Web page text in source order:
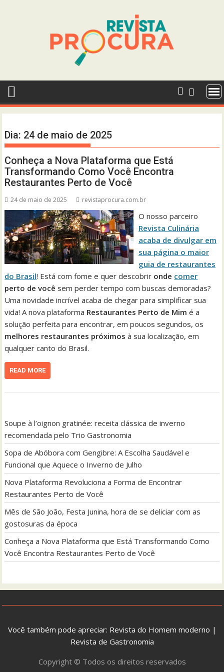
Dia: 24 de maio de 2025
Conheça a Nova Plataforma que Está
Transformando Como Você Encontra
Restaurantes Perto de Você
24 de maio de 2025 revistaprocura.com.br
O nosso parceiro
Revista Culinária
acaba de divulgar em
sua página o maior
guia de restaurantes
do Brasil! Está com fome e quer descobrir onde comer
perto de você sem perder tempo com buscas demoradas?
Uma novidade incrível acaba de chegar para simplificar sua
vida! A nova plataforma Restaurantes Perto de Mim é a
solução perfeita para encontrar, em poucos segundos, os
melhores restaurantes próximos à sua localização, em
qualquer canto do Brasil.
READ MORE
Soupe à l’oignon gratinée: receita clássica de inverno
recomendada pelo Trio Gastronomia
Sopa de Abóbora com Gengibre: A Escolha Saudável e
Funcional que Aquece o Inverno de Julho
Nova Plataforma Revoluciona a Forma de Encontrar
Restaurantes Perto de Você
Mês de São João, Festa Junina, hora de se deliciar com as
gostosuras da época
Conheça a Nova Plataforma que Está Transformando Como
Você Encontra Restaurantes Perto de Você
Você também pode apreciar: Revista do Homem moderno |
Revista de Gastronomia
Copyright © Todos os direitos reservados